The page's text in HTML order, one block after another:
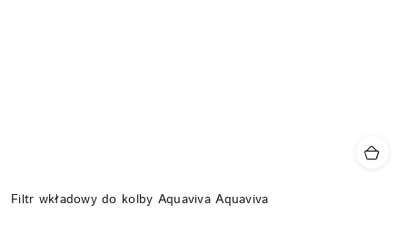
Filtr wkładowy do kolby Aquaviva Aquaviva